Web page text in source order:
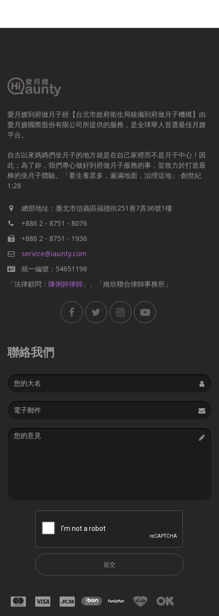
愛月嫂到府做月子經【台北市政府衛生局核備到府做月子機構】由
愛月嫂國際股份有限公司所提供的服務，是全球華人首選最佳月嫂
平台。
自古以來媽媽們坐月子的地方就是在自己家裡而不是月子中心！因
此；為了妳，我們專心做好到府做月子服務的事，並致力於打造最
棒的坐月子體驗。「要生養眾多，遍滿地面，治理這地」-創世紀
1:28
總部地址：臺北市信義區福德街251巷7弄36號1樓
+886 2 - 8751 - 8076
+886 2 - 8751 - 1936
service@iaunty.com
統一編號：54651198
「法律顧問： 陳俐婷律師 」、「維欣聯合律師事務所」
聯絡我們
Name
Email
address
Message
提交